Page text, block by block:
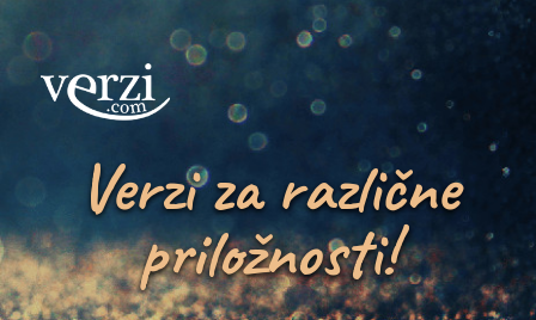
Verzi za različne
priložnosti!